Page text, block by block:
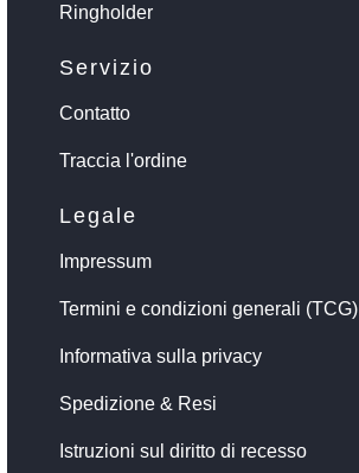
Ringholder
Servizio
Contatto
Traccia l'ordine
Legale
Impressum
Termini e condizioni generali (TCG)
Informativa sulla privacy
Spedizione & Resi
Istruzioni sul diritto di recesso